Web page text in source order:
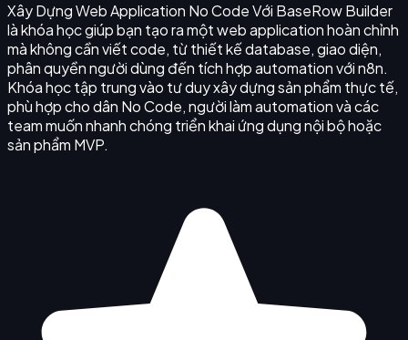
Xây Dựng Web Application No Code Với BaseRow Builder
là khóa học giúp bạn tạo ra một web application hoàn chỉnh
mà không cần viết code, từ thiết kế database, giao diện,
phân quyền người dùng đến tích hợp automation với n8n.
Khóa học tập trung vào tư duy xây dựng sản phẩm thực tế,
phù hợp cho dân No Code, người làm automation và các
team muốn nhanh chóng triển khai ứng dụng nội bộ hoặc
sản phẩm MVP.